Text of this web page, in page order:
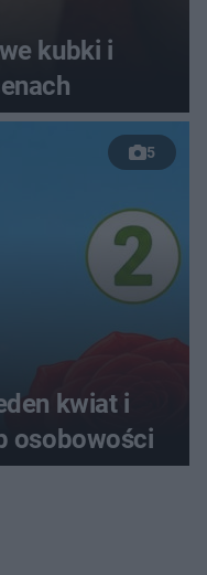
kubki i
5
kwiat i
osobowości